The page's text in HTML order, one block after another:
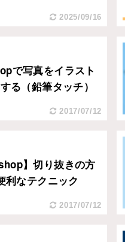
2025/09/16
で写真をイラスト
る（鉛筆タッチ）
2017/07/12
】切り抜きの方
利なテクニック
2017/07/12